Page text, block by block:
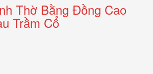
Thờ Bằng Đồng Cao
Trầm Cổ